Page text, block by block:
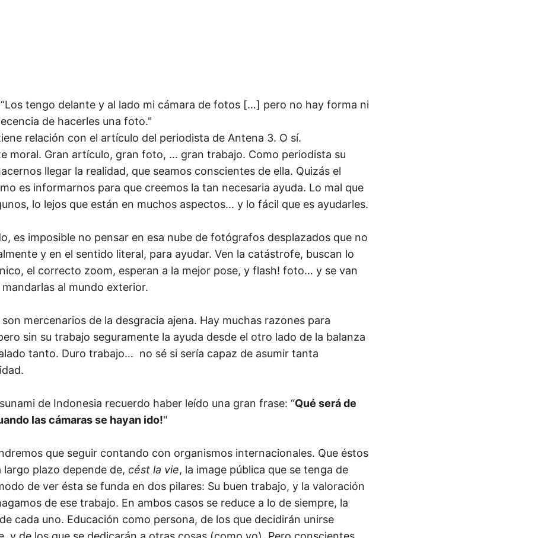
tengo delante y al lado mi cámara de fotos […] pero no hay forma ni
de hacerles una foto."
relación con el artículo del periodista de Antena 3. O sí.
moral. Gran artículo, gran foto, … gran trabajo. Como periodista su
llegar la realidad, que seamos conscientes de ella. Quizás el
es informarnos para que creemos la tan necesaria ayuda. Lo mal que
lo lejos que están en muchos aspectos… y lo fácil que es ayudarles.
es imposible no pensar en esa nube de fotógrafos desplazados que no
y en el sentido literal, para ayudar. Ven la catástrofe, buscan lo
el correcto zoom, esperan a la mejor pose, y flash! foto… y se van
al mundo exterior.
mercenarios de la desgracia ajena. Hay muchas razones para
sin su trabajo seguramente la ayuda desde el otro lado de la balanza
tanto. Duro trabajo… no sé si sería capaz de asumir tanta
de Indonesia recuerdo haber leído una gran frase: “Qué será de
las cámaras se hayan ido!"
que seguir contando con organismos internacionales. Que éstos
plazo depende de, cést la vie, la image pública que se tenga de
de ver ésta se funda en dos pilares: Su buen trabajo, y la valoración
de ese trabajo. En ambos casos se reduce a lo de siempre, la
de cada uno. Educación como persona, de los que decidirán unirse